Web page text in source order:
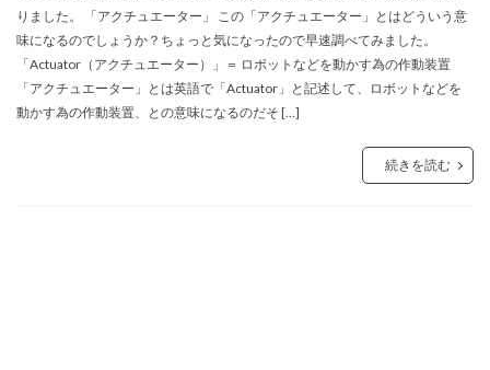
りました。 「アクチュエーター」 この「アクチュエーター」とはどういう意
味になるのでしょうか？ちょっと気になったので早速調べてみました。
「Actuator（アクチュエーター）」＝ ロボットなどを動かす為の作動装置
「アクチュエーター」とは英語で「Actuator」と記述して、ロボットなどを
動かす為の作動装置、との意味になるのだそ […]
続きを読む